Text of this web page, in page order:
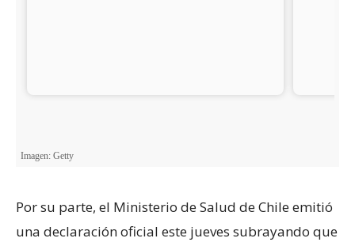
Por su parte, el Ministerio de Salud de Chile emitió
una declaración oficial este jueves subrayando que